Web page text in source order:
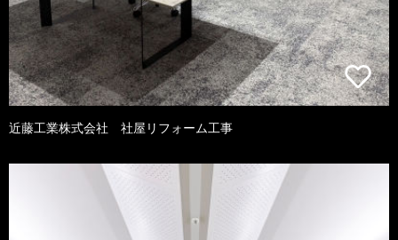
近藤工業株式会社 社屋リフォーム工事